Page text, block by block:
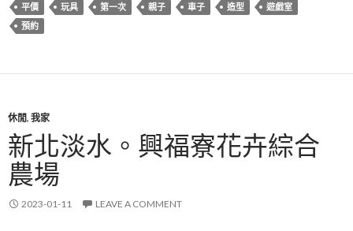
平價
玩具 第一次 親子 車子 造型
遊戲室
預約
休閒, 我家
新北淡水。興福寮花卉綜合
農場
2023-01-11 LEAVE A COMMENT